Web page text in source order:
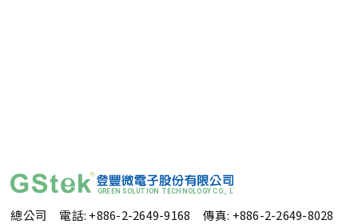
總公司 電話: +886-2-2649-9168
傳真: +886-2-2649-8028